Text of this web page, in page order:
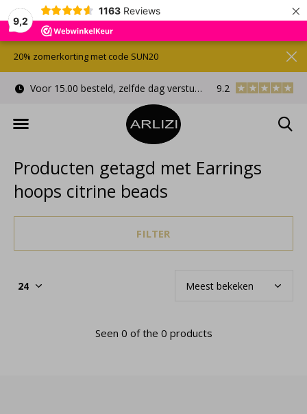
9,2
1163 Reviews ×
Voor 15.00 besteld, zelfde dag verstuurd Gratis
9.2
20% zomerkorting met code SUN20
Producten getagd met Earrings
hoops citrine beads
FILTER
Seen 0 of the 0 products